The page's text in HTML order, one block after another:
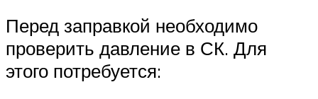
Перед заправкой необходимо
проверить давление в СК. Для
этого потребуется: